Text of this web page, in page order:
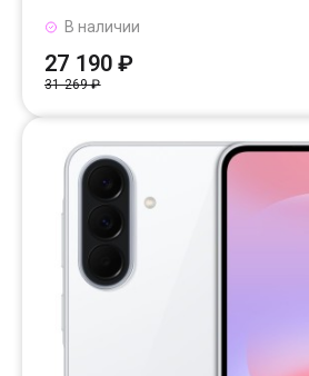
В наличии
27 190 ₽
31 269 ₽